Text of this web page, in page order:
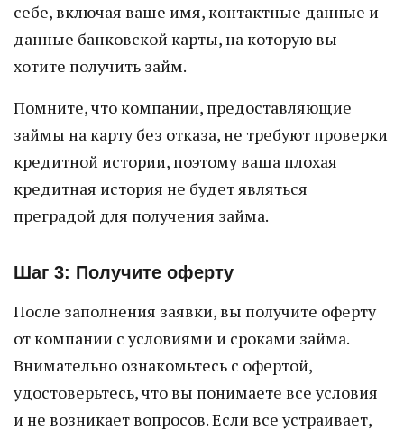
себе, включая ваше имя, контактные данные и
данные банковской карты, на которую вы
хотите получить займ.
Помните, что компании, предоставляющие
займы на карту без отказа, не требуют проверки
кредитной истории, поэтому ваша плохая
кредитная история не будет являться
преградой для получения займа.
Шаг 3: Получите оферту
После заполнения заявки, вы получите оферту
от компании с условиями и сроками займа.
Внимательно ознакомьтесь с офертой,
удостоверьтесь, что вы понимаете все условия
и не возникает вопросов. Если все устраивает,